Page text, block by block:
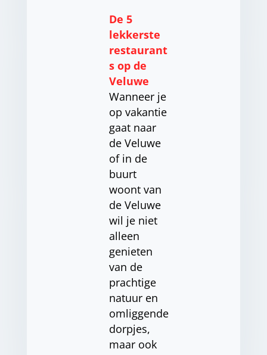
De 5
lekkerste
restaurant
s op de
Veluwe
Wanneer je
op vakantie
gaat naar
de Veluwe
of in de
buurt
woont van
de Veluwe
wil je niet
alleen
genieten
van de
prachtige
natuur en
omliggende
dorpjes,
maar ook